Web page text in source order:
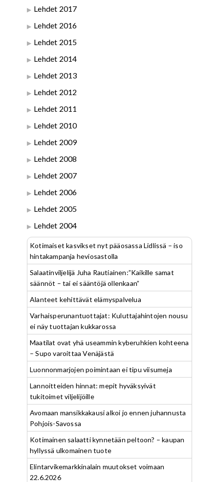
Lehdet 2017
Lehdet 2016
Lehdet 2015
Lehdet 2014
Lehdet 2013
Lehdet 2012
Lehdet 2011
Lehdet 2010
Lehdet 2009
Lehdet 2008
Lehdet 2007
Lehdet 2006
Lehdet 2005
Lehdet 2004
Kotimaiset kasvikset nyt pääosassa Lidlissä – iso
hintakampanja heviosastolla
Salaatinviljelijä Juha Rautiainen:”Kaikille samat
säännöt – tai ei sääntöjä ollenkaan”
Alanteet kehittävät elämyspalvelua
Varhaisperunantuottajat: Kuluttajahintojen nousu
ei näy tuottajan kukkarossa
Maatilat ovat yhä useammin kyberuhkien kohteena
– Supo varoittaa Venäjästä
Luonnonmarjojen poimintaan ei tipu viisumeja
Lannoitteiden hinnat: mepit hyväksyivät
tukitoimet viljelijöille
Avomaan mansikkakausi alkoi jo ennen juhannusta
Pohjois-Savossa
Kotimainen salaatti kynnetään peltoon? – kaupan
hyllyssä ulkomainen tuote
Elintarvikemarkkinalain muutokset voimaan
22.6.2026